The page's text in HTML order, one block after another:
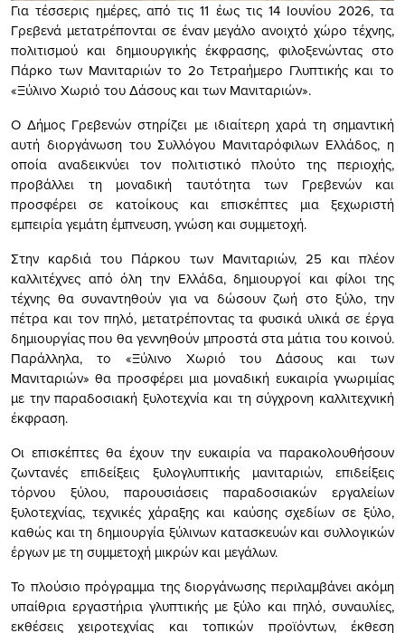
Για τέσσερις ημέρες, από τις 11 έως τις 14 Ιουνίου 2026, τα
Γρεβενά μετατρέπονται σε έναν μεγάλο ανοιχτό χώρο τέχνης,
πολιτισμού και δημιουργικής έκφρασης, φιλοξενώντας στο
Πάρκο των Μανιταριών το 2ο Τετραήμερο Γλυπτικής και το
«Ξύλινο Χωριό του Δάσους και των Μανιταριών».
Ο Δήμος Γρεβενών στηρίζει με ιδιαίτερη χαρά τη σημαντική
αυτή διοργάνωση του Συλλόγου Μανιταρόφιλων Ελλάδος, η
οποία αναδεικνύει τον πολιτιστικό πλούτο της περιοχής,
προβάλλει τη μοναδική ταυτότητα των Γρεβενών και
προσφέρει σε κατοίκους και επισκέπτες μια ξεχωριστή
εμπειρία γεμάτη έμπνευση, γνώση και συμμετοχή.
Στην καρδιά του Πάρκου των Μανιταριών, 25 και πλέον
καλλιτέχνες από όλη την Ελλάδα, δημιουργοί και φίλοι της
τέχνης θα συναντηθούν για να δώσουν ζωή στο ξύλο, την
πέτρα και τον πηλό, μετατρέποντας τα φυσικά υλικά σε έργα
δημιουργίας που θα γεννηθούν μπροστά στα μάτια του κοινού.
Παράλληλα, το «Ξύλινο Χωριό του Δάσους και των
Μανιταριών» θα προσφέρει μια μοναδική ευκαιρία γνωριμίας
με την παραδοσιακή ξυλοτεχνία και τη σύγχρονη καλλιτεχνική
έκφραση.
Οι επισκέπτες θα έχουν την ευκαιρία να παρακολουθήσουν
ζωντανές επιδείξεις ξυλογλυπτικής μανιταριών, επιδείξεις
τόρνου ξύλου, παρουσιάσεις παραδοσιακών εργαλείων
ξυλοτεχνίας, τεχνικές χάραξης και καύσης σχεδίων σε ξύλο,
καθώς και τη δημιουργία ξύλινων κατασκευών και συλλογικών
έργων με τη συμμετοχή μικρών και μεγάλων.
Το πλούσιο πρόγραμμα της διοργάνωσης περιλαμβάνει ακόμη
υπαίθρια εργαστήρια γλυπτικής με ξύλο και πηλό, συναυλίες,
εκθέσεις χειροτεχνίας και τοπικών προϊόντων, έκθεση